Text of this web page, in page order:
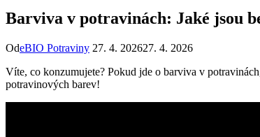
Barviva v potravinách: Jaké jsou
OdeBIO Potraviny 27. 4. 202627. 4. 2026
Víte, co konzumujete? Pokud jde o barviva v
potravinových barev!